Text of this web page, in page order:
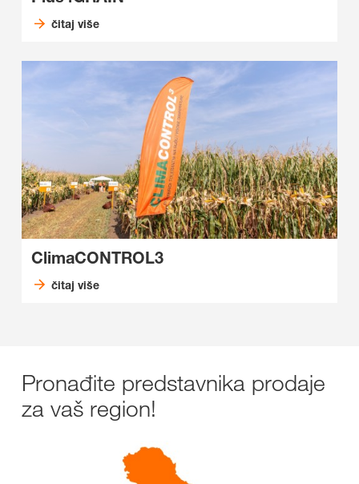
čitaj više
ClimaCONTROL3
čitaj više
Pronađite predstavnika prodaje
za vaš region!